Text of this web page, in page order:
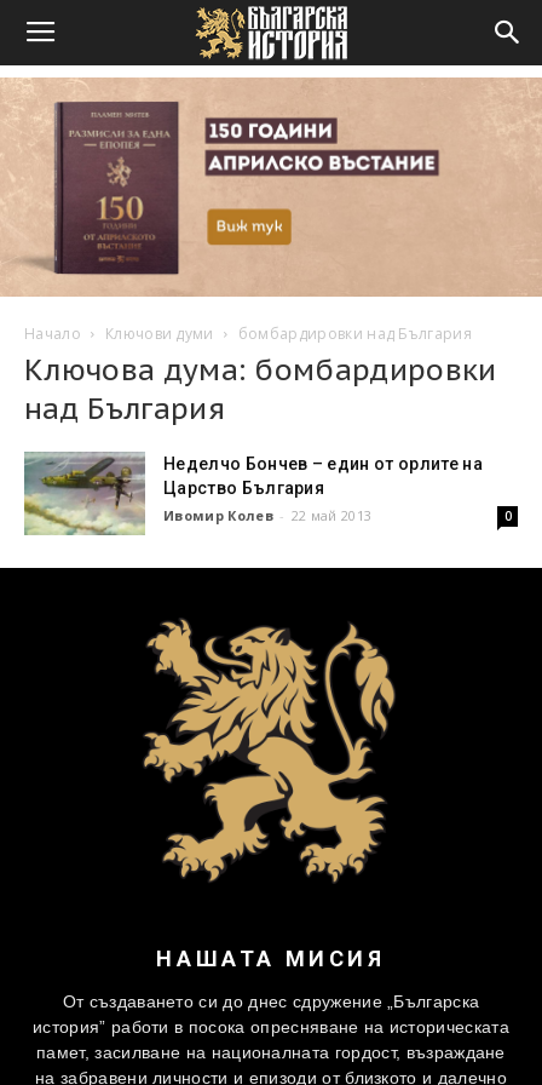
Начало Ключови думи бомбардировки над България
Ключова дума: бомбардировки
над България
Неделчо Бончев – един от орлите на
Царство България
Ивомир Колев - 22 май 2013 0
НАШАТА МИСИЯ
От създаването си до днес сдружение „Българска
история” работи в посока опресняване на историческата
памет, засилване на националната гордост, възраждане
на забравени личности и епизоди от близкото и далечно